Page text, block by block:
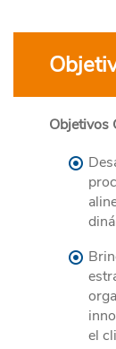
Objetivos
el